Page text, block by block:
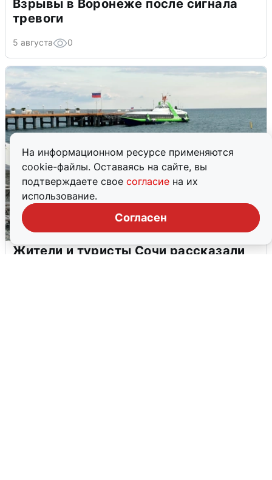
На информационном ресурсе применяются
cookie-файлы. Оставаясь на сайте, вы
подтверждаете свое согласие на их
использование.
Согласен
Взрывы в Воронеже после сигнала
тревоги
5 августа 0
Жители и туристы Сочи рассказали